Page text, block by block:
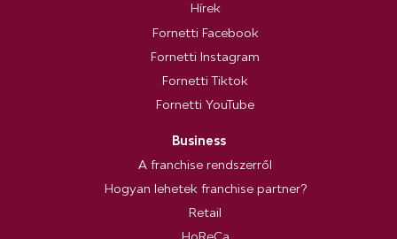
Hírek
Fornetti Facebook
Fornetti Instagram
Fornetti Tiktok
Fornetti YouTube
Business
A franchise rendszerről
Hogyan lehetek franchise partner?
Retail